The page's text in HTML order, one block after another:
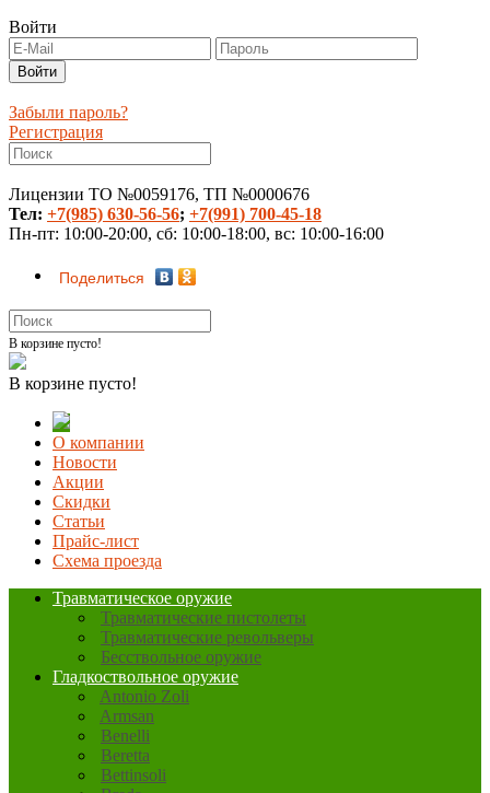
Войти
Забыли пароль?
Регистрация
Лицензии ТО №0059176, ТП №0000676
Тел: +7(985) 630-56-56; +7(991) 700-45-18
Пн-пт: 10:00-20:00, сб: 10:00-18:00, вс: 10:00-16:00
Поделиться
В корзине пусто!
В корзине пусто!
О компании
Новости
Акции
Скидки
Статьи
Прайс-лист
Схема проезда
Травматическое оружие
Травматические пистолеты
Травматические револьверы
Бесствольное оружие
Гладкоствольное оружие
Antonio Zoli
Armsan
Benelli
Beretta
Bettinsoli